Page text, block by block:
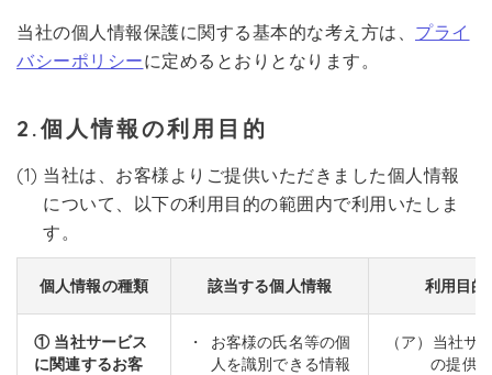
当社の個人情報保護に関する基本的な考え方は、 プライ
バシーポリシーに定めるとおりとなります。
2.個人情報の利用目的
(1) 当社は、お客様よりご提供いただきました個人情報
について、以下の利用目的の範囲内で利用いたしま
す。
個人情報の種類 該当する個人情報 利用目的
① 当社サービス
に関連するお客
お客様の氏名等の個
人を識別できる情報
（ア）当社サ
の提供